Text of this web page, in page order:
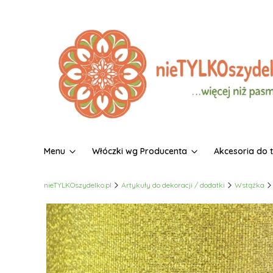
Menu Włóczki wg Producenta Akcesoria do
nieTYLKOszydelko.pl Artykuły do dekoracji / dodatki Wstążka